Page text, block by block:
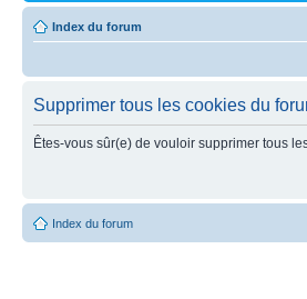
Index du forum
Supprimer tous les cookies du
Êtes-vous sûr(e) de vouloir supprimer tous
Index du forum